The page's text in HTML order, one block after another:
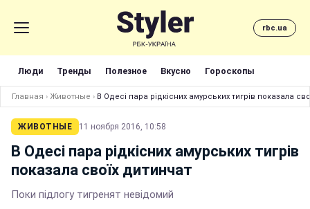
rbc.ua
Люди Тренды Полезное Вкусно Гороскопы
Главная › Животные › В Одесі пара рідкісних амурських тигрів показала
ЖИВОТНЫЕ 11 ноября 2016, 10:58
В Одесі пара рідкісних амурських тигрів
показала своїх дитинчат
Поки підлогу тигренят невідомий